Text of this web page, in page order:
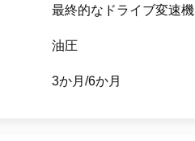
最終的なドライブ変速機
油圧
3か月/6か月